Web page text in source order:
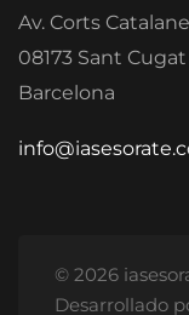
Av. Corts
08173 Sant
Barcelona
© 2026
Desarrollado